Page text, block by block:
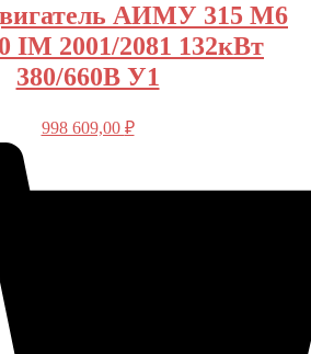
АИМУ 315 М6
IM 2001/2081 132кВт
380/660В У1
998 609,00 ₽